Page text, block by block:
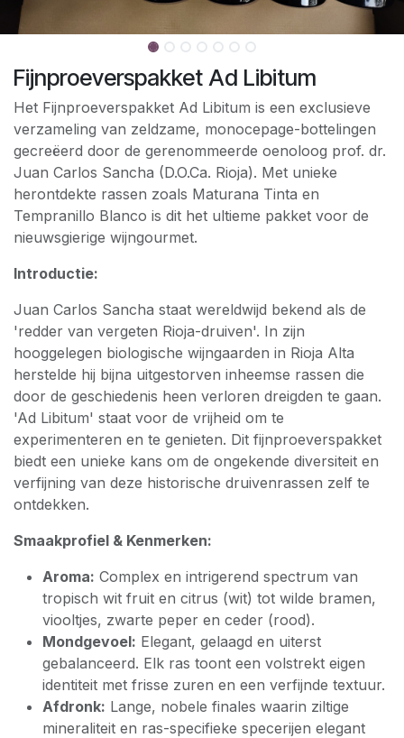
Fijnproeverspakket Ad Libitum
Het Fijnproeverspakket Ad Libitum is een exclusieve
verzameling van zeldzame, monocepage-bottelingen
gecreëerd door de gerenommeerde oenoloog prof. dr.
Juan Carlos Sancha (D.O.Ca. Rioja). Met unieke
herontdekte rassen zoals Maturana Tinta en
Tempranillo Blanco is dit het ultieme pakket voor de
nieuwsgierige wijngourmet.
Introductie:
Juan Carlos Sancha staat wereldwijd bekend als de
'redder van vergeten Rioja-druiven'. In zijn
hooggelegen biologische wijngaarden in Rioja Alta
herstelde hij bijna uitgestorven inheemse rassen die
door de geschiedenis heen verloren dreigden te gaan.
'Ad Libitum' staat voor de vrijheid om te
experimenteren en te genieten. Dit fijnproeverspakket
biedt een unieke kans om de ongekende diversiteit en
verfijning van deze historische druivenrassen zelf te
ontdekken.
Smaakprofiel & Kenmerken:
Aroma: Complex en intrigerend spectrum van
tropisch wit fruit en citrus (wit) tot wilde bramen,
viooltjes, zwarte peper en ceder (rood).
Mondgevoel: Elegant, gelaagd en uiterst
gebalanceerd. Elk ras toont een volstrekt eigen
identiteit met frisse zuren en een verfijnde textuur.
Afdronk: Lange, nobele finales waarin ziltige
mineraliteit en ras-specifieke specerijen elegant